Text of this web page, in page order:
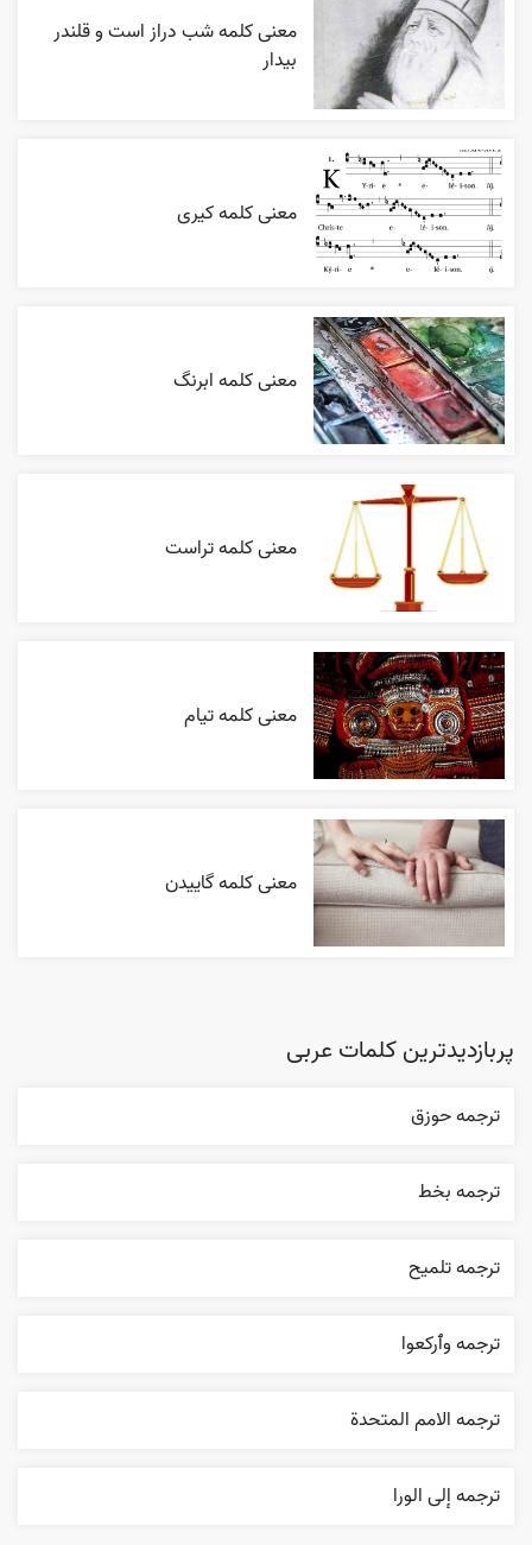
معنی کلمه شب دراز است و قلندر
بیدار
معنی کلمه کیری
معنی کلمه ابرنگ
معنی کلمه تراست
معنی کلمه تیام
معنی کلمه گاییدن
پربازدیدترین کلمات عربی
ترجمه حوزق
ترجمه بخط
ترجمه تلميح
ترجمه وٱرکعوا
ترجمه الامم المتحدة
ترجمه إلی الورا